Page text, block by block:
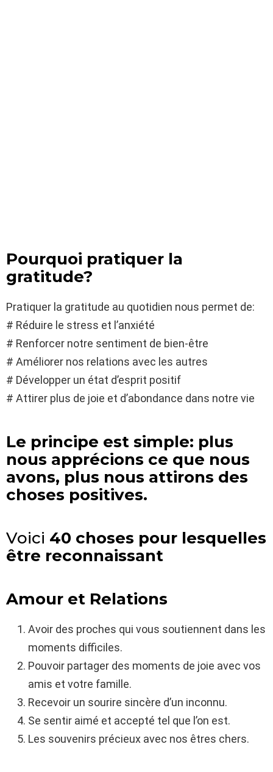
Pourquoi pratiquer la
gratitude?
Pratiquer la gratitude au quotidien nous permet de:
# Réduire le stress et l’anxiété
# Renforcer notre sentiment de bien-être
# Améliorer nos relations avec les autres
# Développer un état d’esprit positif
# Attirer plus de joie et d’abondance dans notre vie
Le principe est simple: plus
nous apprécions ce que nous
avons, plus nous attirons des
choses positives.
Voici 40 choses pour lesquelles
être reconnaissant
Amour et Relations
Avoir des proches qui vous soutiennent dans les
moments difficiles.
Pouvoir partager des moments de joie avec vos
amis et votre famille.
Recevoir un sourire sincère d’un inconnu.
Se sentir aimé et accepté tel que l’on est.
Les souvenirs précieux avec nos êtres chers.